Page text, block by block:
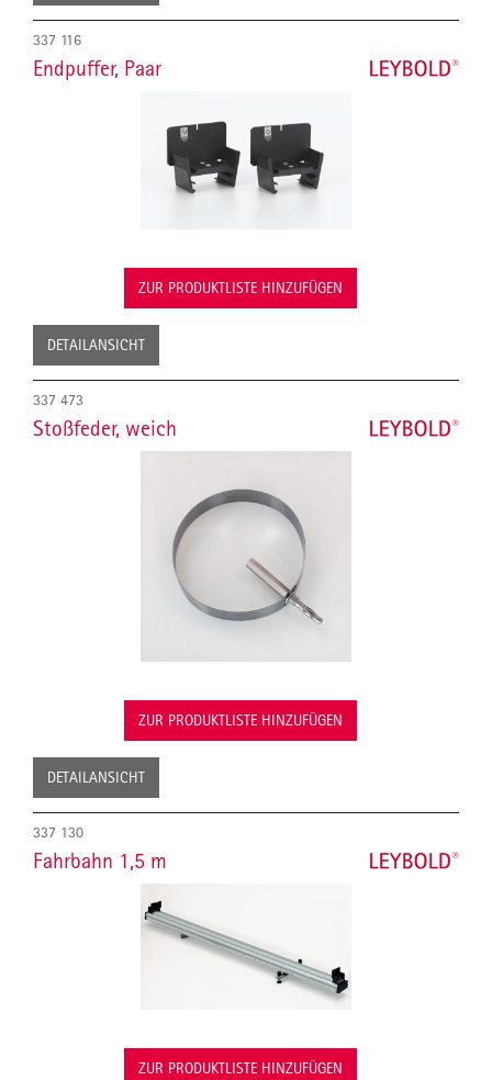
337 116
Endpuffer, Paar
ZUR PRODUKTLISTE HINZUFÜGEN
DETAILANSICHT
337 473
Stoßfeder, weich
ZUR PRODUKTLISTE HINZUFÜGEN
DETAILANSICHT
337 130
Fahrbahn 1,5 m
ZUR PRODUKTLISTE HINZUFÜGEN